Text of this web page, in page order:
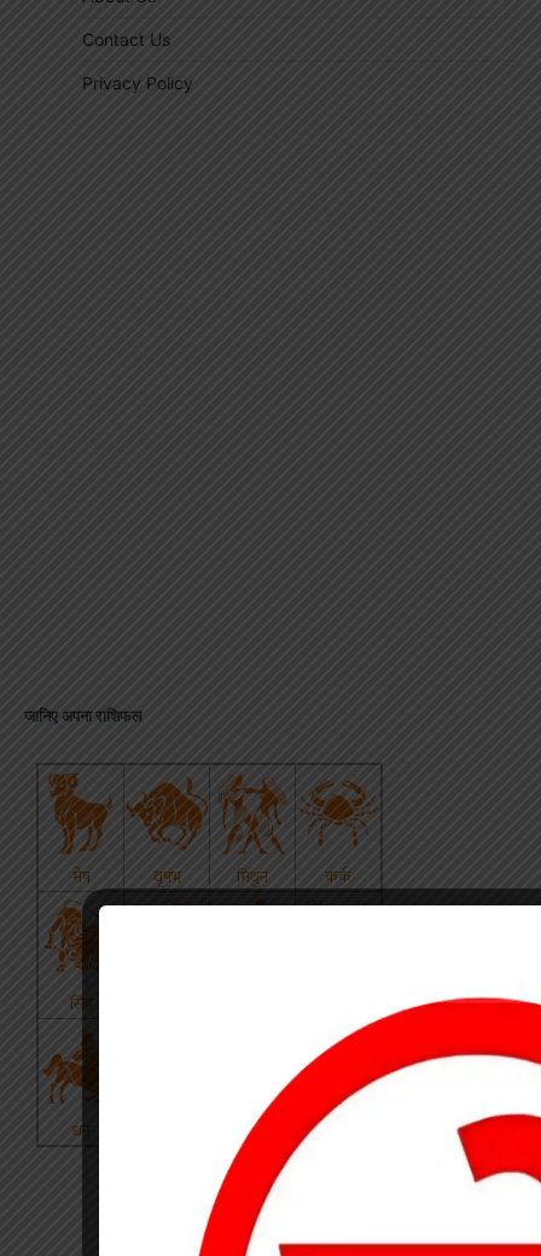
Contact Us
Privacy Policy
जानिए अपना राशिफल